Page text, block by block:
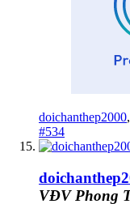
doichanthep2000,
#534
VĐV Phong